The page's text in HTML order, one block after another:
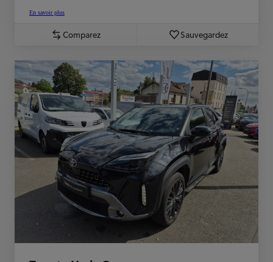
En savoir plus
Comparez Sauvegardez